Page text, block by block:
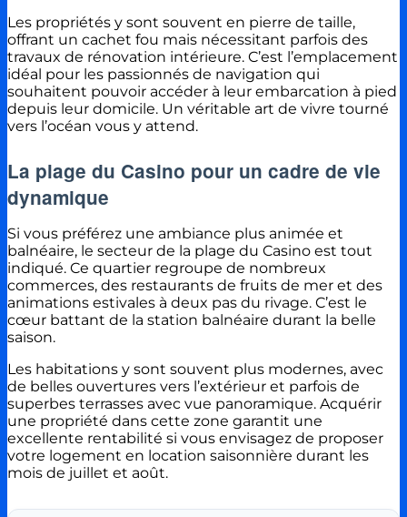
Les propriétés y sont souvent en pierre de taille,
offrant un cachet fou mais nécessitant parfois des
travaux de rénovation intérieure. C’est l’emplacement
idéal pour les passionnés de navigation qui
souhaitent pouvoir accéder à leur embarcation à pied
depuis leur domicile. Un véritable art de vivre tourné
vers l’océan vous y attend.
La plage du Casino pour un cadre de vie
dynamique
Si vous préférez une ambiance plus animée et
balnéaire, le secteur de la plage du Casino est tout
indiqué. Ce quartier regroupe de nombreux
commerces, des restaurants de fruits de mer et des
animations estivales à deux pas du rivage. C’est le
cœur battant de la station balnéaire durant la belle
saison.
Les habitations y sont souvent plus modernes, avec
de belles ouvertures vers l’extérieur et parfois de
superbes terrasses avec vue panoramique. Acquérir
une propriété dans cette zone garantit une
excellente rentabilité si vous envisagez de proposer
votre logement en location saisonnière durant les
mois de juillet et août.